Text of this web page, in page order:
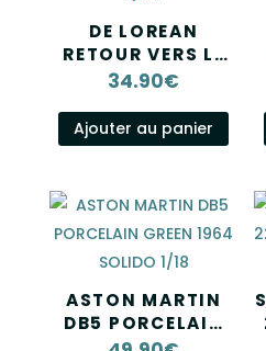
DE LOREAN
RETOUR VERS LE
FUTUR II JADA
34.90€
Ajouter au panier
ASTON MARTIN
DB5 PORCELAIN
GREEN 1964